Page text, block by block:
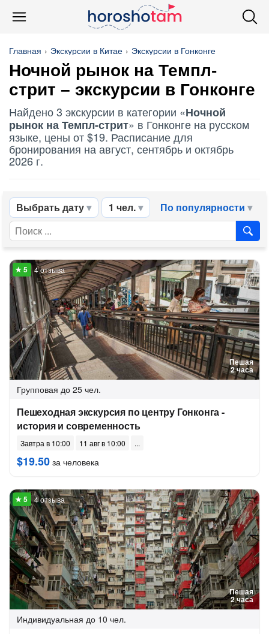
Главная Экскурсии в Китае Экскурсии в Гонконге
Ночной рынок на Темпл-
стрит – экскурсии в Гонконге
Найдено 3 экскурсии в категории «Ночной
рынок на Темпл-стрит» в Гонконге на русском
языке, цены от $19. Расписание для
бронирования на август, сентябрь и октябрь
2026 г.
Выбрать дату 1 чел. По популярности
Пешая
2 часа
4 отзыва
Групповая до 25 чел.
Пешеходная экскурсия по центру Гонконга -
история и современность
Завтра в 10:00 11 авг в 10:00
$19.50 за человека
Пешая
2 часа
4 отзыва
Индивидуальная до 10 чел.